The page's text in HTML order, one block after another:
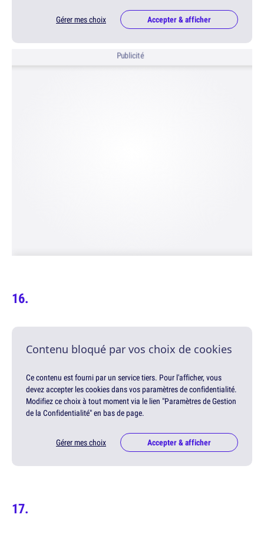
Gérer mes choix Accepter & afficher
Publicité
Contenu bloqué par vos choix de cookies
Ce contenu est fourni par un service tiers. Pour l'afficher, vous
devez accepter les cookies dans vos paramètres de confidentialité.
Modifiez ce choix à tout moment via le lien "Paramètres de Gestion
de la Confidentialité" en bas de page.
Gérer mes choix Accepter & afficher